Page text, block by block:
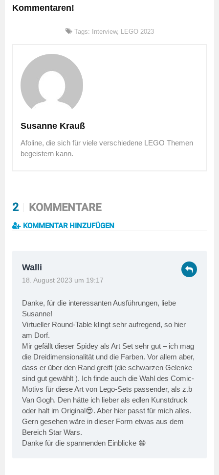
Kommentaren!
Tags: Interview, LEGO 2023
Susanne Krauß
Afoline, die sich für viele verschiedene LEGO Themen
begeistern kann.
2 KOMMENTARE
KOMMENTAR HINZUFÜGEN
Walli
18. August 2023 um 19:17
Danke, für die interessanten Ausführungen, liebe
Susanne!
Virtueller Round-Table klingt sehr aufregend, so hier
am Dorf.
Mir gefällt dieser Spidey als Art Set sehr gut – ich mag
die Dreidimensionalität und die Farben. Vor allem aber,
dass er über den Rand greift (die schwarzen Gelenke
sind gut gewählt ). Ich finde auch die Wahl des Comic-
Motivs für diese Art von Lego-Sets passender, als z.b
Van Gogh. Den hätte ich lieber als edlen Kunstdruck
oder halt im Original😎. Aber hier passt für mich alles.
Gern gesehen wäre in dieser Form etwas aus dem
Bereich Star Wars.
Danke für die spannenden Einblicke 😁